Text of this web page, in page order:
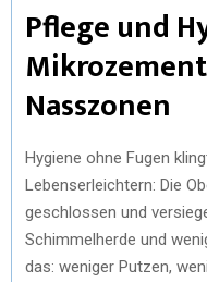
Pflege und
Nasszonen
Hygiene ohne Fugen
Lebenserleichtern: Die
geschlossen und
Schimmelherde und
das: weniger Putzen,